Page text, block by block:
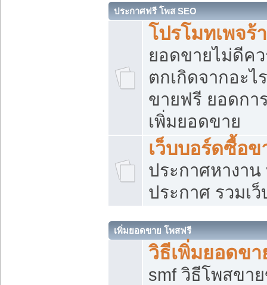
ประกาศฟรี โพส SEO
โปรโมทเพจร้
ยอดขายไม่ดีค
ตกเกิดจากอะไ
ขายฟรี ยอดกา
เพิ่มยอดขาย
เว็บบอร์ดซื้อข
ประกาศหางาน
ประกาศ รวมเ
เพิ่มยอดขาย โพสฟรี
วิธีเพิ่มยอดข
smf วิธีโพสขา